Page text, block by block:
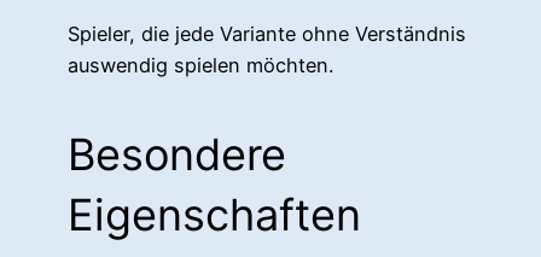
Spieler, die jede Variante ohne Verständnis
auswendig spielen möchten.
Besondere
Eigenschaften